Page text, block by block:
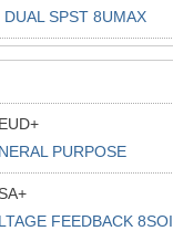
SPST 8UMAX
PURPOSE
FEEDBACK